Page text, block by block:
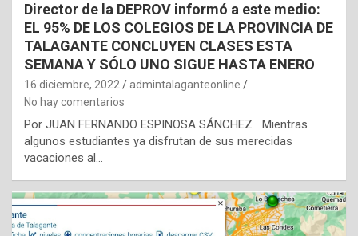
Director de la DEPROV informó a este medio:
EL 95% DE LOS COLEGIOS DE LA PROVINCIA DE
TALAGANTE CONCLUYEN CLASES ESTA
SEMANA Y SÓLO UNO SIGUE HASTA ENERO
16 diciembre, 2022
admintalaganteonline
No hay comentarios
Por JUAN FERNANDO ESPINOSA SÁNCHEZ Mientras
algunos estudiantes ya disfrutan de sus merecidas
vacaciones al…